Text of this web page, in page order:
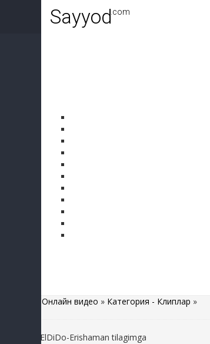
Sayyod.com
Онлайн видео » Категория - Клиплар »
Manzura&ElDiDo-Erishaman tilagimga